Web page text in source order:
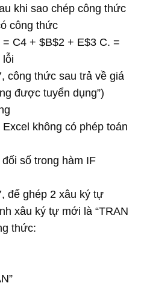
khi sao chép công thức
công thức
C4 + $B$2 + E$3 C. =
lỗi
công thức sau trả về giá
được tuyển dụng”)
không có phép toán
số trong hàm IF
để ghép 2 xâu ký tự
xâu ký tự mới là “TRAN
thức: